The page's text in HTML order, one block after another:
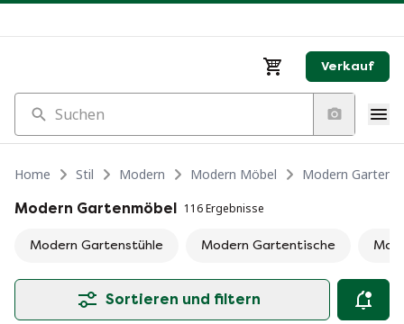
Verkauf
Suchen
Home Stil Modern Modern Möbel
Modern
Modern Gartenmöbel 116 Ergebnisse
Modern Gartenstühle Modern Gartentische
Sortieren und filtern